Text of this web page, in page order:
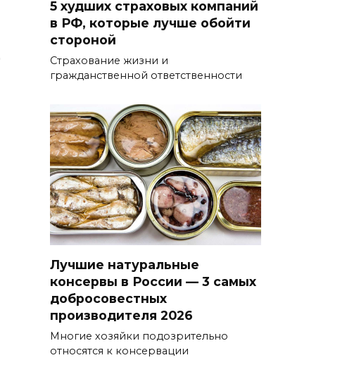
5 худших страховых компаний
в РФ, которые лучше обойти
стороной
Страхование жизни и
гражданственной ответственности
Лучшие натуральные
консервы в России — 3 самых
добросовестных
производителя 2026
Многие хозяйки подозрительно
относятся к консервации